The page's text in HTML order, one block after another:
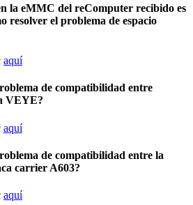
la eMMC del reComputer recibido es
resolver el problema de espacio
aquí
de compatibilidad entre
VEYE?
aquí
de compatibilidad entre la
carrier A603?
aquí